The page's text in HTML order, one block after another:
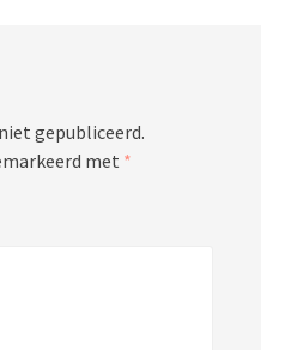
gepubliceerd.
met *